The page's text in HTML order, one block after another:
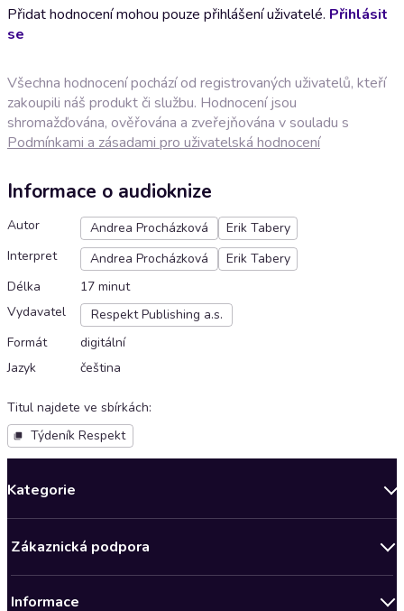
Přidat hodnocení mohou pouze přihlášení uživatelé. Přihlásit
se
Všechna hodnocení pochází od registrovaných uživatelů, kteří
zakoupili náš produkt či službu. Hodnocení jsou
shromažďována, ověřována a zveřejňována v souladu s
Podmínkami a zásadami pro uživatelská hodnocení
Informace o audioknize
Autor Andrea Procházková
Erik Tabery
Interpret
Andrea Procházková
Erik Tabery
Délka
17 minut
Vydavatel
Respekt Publishing a.s.
Formát
digitální
Jazyk
čeština
Titul najdete ve sbírkách:
Týdeník Respekt
Kategorie
Bestsellery měsíce
Zákaznická podpora
Informace